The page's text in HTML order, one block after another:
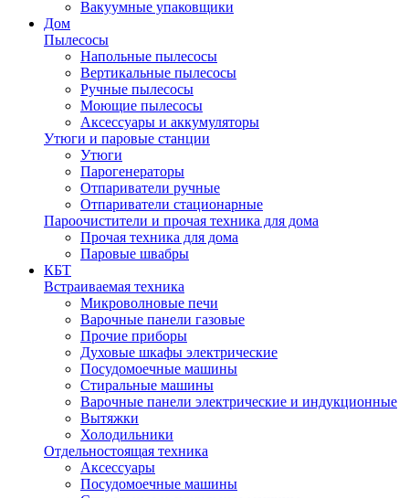
Вакуумные упаковщики
Дом
Пылесосы
Напольные пылесосы
Вертикальные пылесосы
Ручные пылесосы
Моющие пылесосы
Аксессуары и аккумуляторы
Утюги и паровые станции
Утюги
Парогенераторы
Отпариватели ручные
Отпариватели стационарные
Пароочистители и прочая техника для дома
Прочая техника для дома
Паровые швабры
КБТ
Встраиваемая техника
Микроволновые печи
Варочные панели газовые
Прочие приборы
Духовые шкафы электрические
Посудомоечные машины
Стиральные машины
Варочные панели электрические и индукционные
Вытяжки
Холодильники
Отдельностоящая техника
Аксессуары
Посудомоечные машины